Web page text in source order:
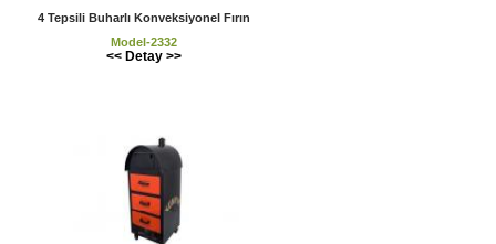
4 Tepsili Buharlı Konveksiyonel Fırın
Model-2332
<< Detay >>